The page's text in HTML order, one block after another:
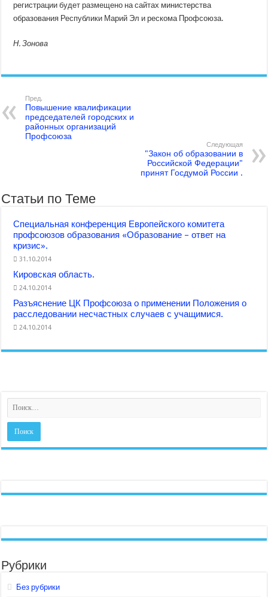
регистрации будет размещено на сайтах министерства
образования Республики Марий Эл и рескома Профсоюза.
Н. Зонова
Пред.
Повышение квалификации
председателей городских и
районных организаций
Профсоюза
Следующая
"Закон об образовании в
Российской Федерации"
принят Госдумой России .
Статьи по Теме
Специальная конференция Европейского комитета
профсоюзов образования «Образование – ответ на
кризис».
31.10.2014
Кировская область.
24.10.2014
Разъяснение ЦК Профсоюза о применении Положения о
расследовании несчастных случаев с учащимися.
24.10.2014
Рубрики
Без рубрики